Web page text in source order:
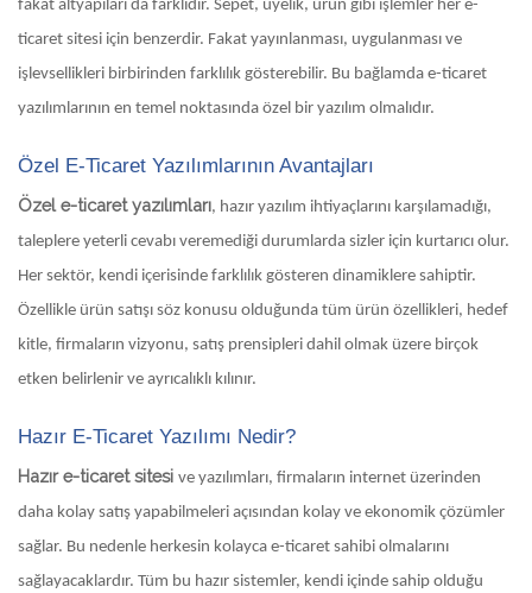
fakat altyapıları da farklıdır. Sepet, üyelik, ürün gibi işlemler her e-
ticaret sitesi için benzerdir. Fakat yayınlanması, uygulanması ve
işlevsellikleri birbirinden farklılık gösterebilir. Bu bağlamda e-ticaret
yazılımlarının en temel noktasında özel bir yazılım olmalıdır.
Özel E-Ticaret Yazılımlarının Avantajları
Özel e-ticaret yazılımları, hazır yazılım ihtiyaçlarını karşılamadığı,
taleplere yeterli cevabı veremediği durumlarda sizler için kurtarıcı olur.
Her sektör, kendi içerisinde farklılık gösteren dinamiklere sahiptir.
Özellikle ürün satışı söz konusu olduğunda tüm ürün özellikleri, hedef
kitle, firmaların vizyonu, satış prensipleri dahil olmak üzere birçok
etken belirlenir ve ayrıcalıklı kılınır.
Hazır E-Ticaret Yazılımı Nedir?
Hazır e-ticaret sitesi ve yazılımları, firmaların internet üzerinden
daha kolay satış yapabilmeleri açısından kolay ve ekonomik çözümler
sağlar. Bu nedenle herkesin kolayca e-ticaret sahibi olmalarını
sağlayacaklardır. Tüm bu hazır sistemler, kendi içinde sahip olduğu